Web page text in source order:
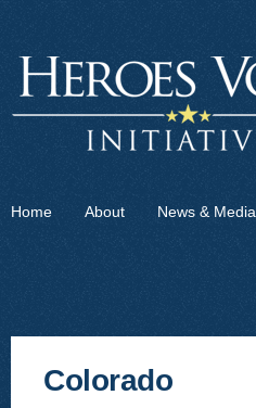
Home About News & Media
Colorado